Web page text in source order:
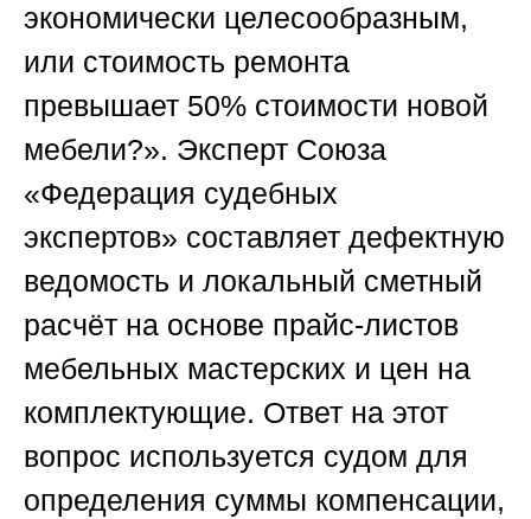
экономически целесообразным,
или стоимость ремонта
превышает 50% стоимости новой
мебели?». Эксперт Союза
«Федерация судебных
экспертов» составляет дефектную
ведомость и локальный сметный
расчёт на основе прайс-листов
мебельных мастерских и цен на
комплектующие. Ответ на этот
вопрос используется судом для
определения суммы компенсации,